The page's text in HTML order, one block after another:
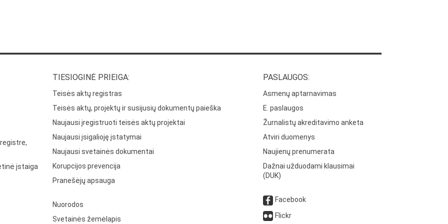
įstaiga
TIESIOGINĖ PRIEIGA:
Teisės aktų registras
Teisės aktų, projektų ir susijusių dokumentų paieška
Naujausi įregistruoti teisės aktų projektai
Naujausi įsigalioję įstatymai
Naujausi svetainės dokumentai
Korupcijos prevencija
Pranešėjų apsauga
Nuorodos
Svetainės žemėlapis
PASLAUGOS:
Asmenų aptarnavimas
E. paslaugos
Žurnalistų akreditavimo anketa
Atviri duomenys
Naujienų prenumerata
Dažnai užduodami klausimai
(DUK)
Facebook
Flickr